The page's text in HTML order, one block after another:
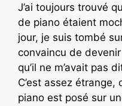
J’ai toujours trouvé
de piano étaient
jour, je suis tombé
convaincu de
qu’il ne m’avait pas
C’est assez étrange,
piano est posé sur